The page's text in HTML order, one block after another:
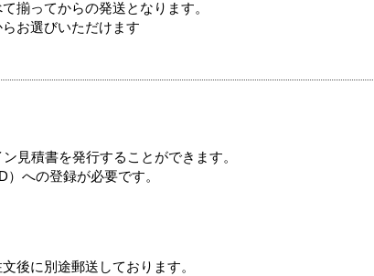
揃ってからの発送となります。
お選びいただけます
見積書を発行することができます。
への登録が必要です。
後に別途郵送しております。